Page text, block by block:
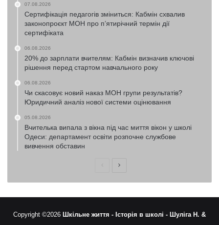
07.08.2026
Сертифікація педагогів зміниться: Кабмін схвалив
законопроєкт МОН про п’ятирічний термін дії
сертифіката
06.08.2026
20% до зарплати вчителям: Кабмін визначив ключові
рішення перед стартом навчального року
06.08.2026
Чи скасовує новий наказ МОН групи результатів?
Юридичний аналіз нової системи оцінювання
05.08.2026
Вчителька випала з вікна під час миття вікон у школі
Одеси: департамент освіти розпочне службове
вивчення обставин
ПопередняНаступна
Copyright ©2026 Шкільне життя - Історія в школі - Шуліга Н. &